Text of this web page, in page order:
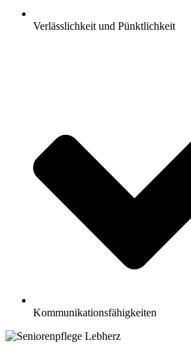
Verlässlichkeit und Pünktlichkeit
Kommunikationsfähigkeiten